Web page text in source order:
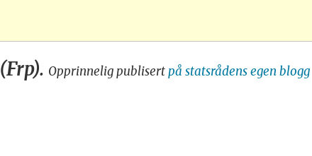
Opprinnelig publisertpå statsrådens egen blogg